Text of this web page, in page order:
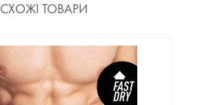
СХОЖІ ТОВАРИ